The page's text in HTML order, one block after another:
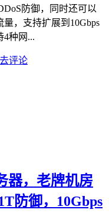
防御，同时还可以
，支持扩展到10Gbps
4种网...
去评论
器，老牌机房
防御，10Gbps